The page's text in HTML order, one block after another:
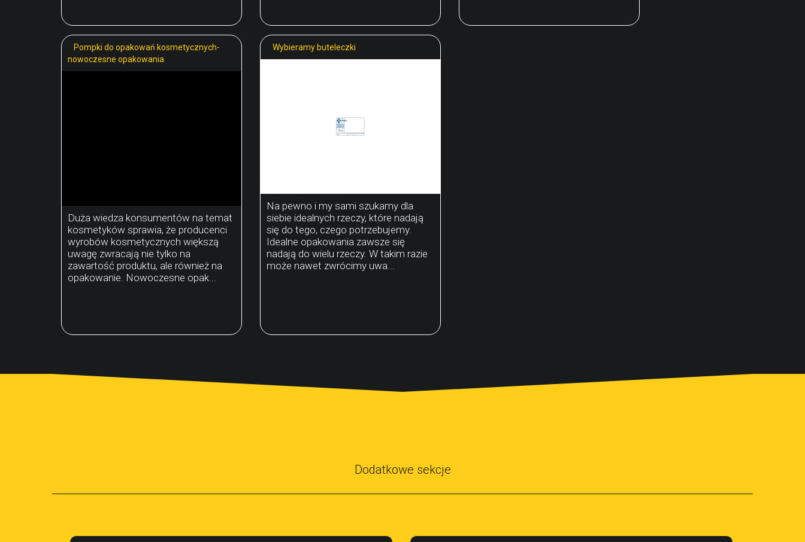
Pompki do opakowań kosmetycznych-
nowoczesne opakowania
Duża wiedza konsumentów na temat
kosmetyków sprawia, że producenci
wyrobów kosmetycznych większą
uwagę zwracają nie tylko na
zawartość produktu, ale również na
opakowanie. Nowoczesne opak...
Wybieramy buteleczki
Na pewno i my sami szukamy dla
siebie idealnych rzeczy, które nadają
się do tego, czego potrzebujemy.
Idealne opakowania zawsze się
nadają do wielu rzeczy. W takim razie
może nawet zwrócimy uwa...
Dodatkowe sekcje